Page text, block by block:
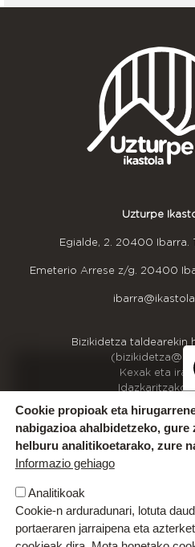
Uzturpe
Egialde, 2. 20400 Ibarra.
Emeterio Arrese z/g. 20400
OINEKO INFORMAZIOA
Bizikidetza taldearekin
Kexak eta
Idazkaritzako
Gurekin lan
Cookie propioak eta
nabigazioa ahalbidetzeko,
helburu analitikoetarako, zure
Informazio gehiago
Analitikoak
Cookie-n arduradunari, lotuta
portaeraren jarraipena eta